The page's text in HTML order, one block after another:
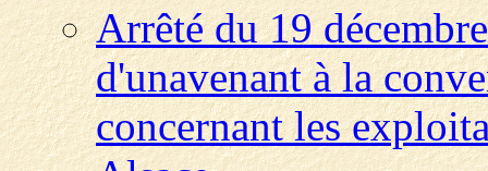
Arrêté du 19
d'unavenant à la
concernant les